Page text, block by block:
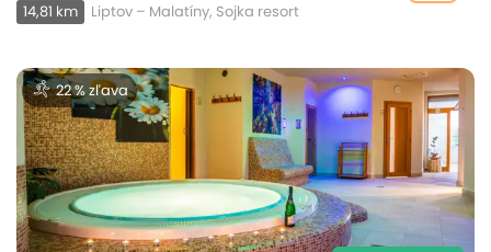
14,81 km Liptov – Malatíny, Sojka resort
22 % zľava